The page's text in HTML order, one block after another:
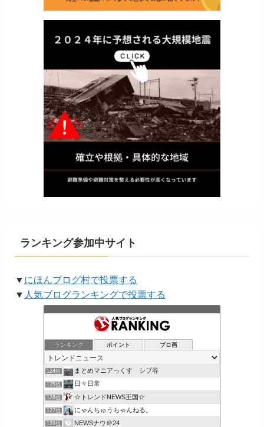
ランキング参加中サイト
▼ にほんブログ村で投票する
▼ 人気ブログランキングで投票する
ランキング ポイント ブロ画
124位 まとめマニアっくす シブ谷
125位 日々日常
126位 ☆トレンドNEWS王国☆
127位 にゃんちゅうちゃんねる。
128位 NEWSナウ＠24